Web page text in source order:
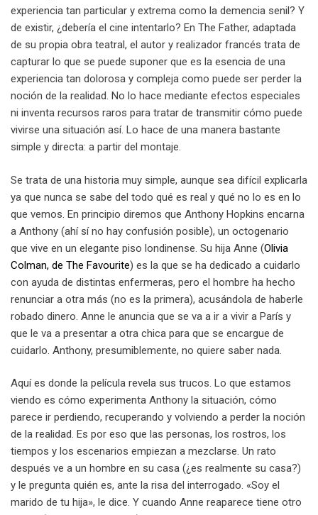
experiencia tan particular y extrema como la demencia senil? Y
de existir, ¿debería el cine intentarlo? En The Father, adaptada
de su propia obra teatral, el autor y realizador francés trata de
capturar lo que se puede suponer que es la esencia de una
experiencia tan dolorosa y compleja como puede ser perder la
noción de la realidad. No lo hace mediante efectos especiales
ni inventa recursos raros para tratar de transmitir cómo puede
vivirse una situación así. Lo hace de una manera bastante
simple y directa: a partir del montaje.
Se trata de una historia muy simple, aunque sea difícil explicarla
ya que nunca se sabe del todo qué es real y qué no lo es en lo
que vemos. En principio diremos que Anthony Hopkins encarna
a Anthony (ahí sí no hay confusión posible), un octogenario
que vive en un elegante piso londinense. Su hija Anne (Olivia
Colman, de The Favourite) es la que se ha dedicado a cuidarlo
con ayuda de distintas enfermeras, pero el hombre ha hecho
renunciar a otra más (no es la primera), acusándola de haberle
robado dinero. Anne le anuncia que se va a ir a vivir a París y
que le va a presentar a otra chica para que se encargue de
cuidarlo. Anthony, presumiblemente, no quiere saber nada.
Aquí es donde la película revela sus trucos. Lo que estamos
viendo es cómo experimenta Anthony la situación, cómo
parece ir perdiendo, recuperando y volviendo a perder la noción
de la realidad. Es por eso que las personas, los rostros, los
tiempos y los escenarios empiezan a mezclarse. Un rato
después ve a un hombre en su casa (¿es realmente su casa?)
y le pregunta quién es, ante la risa del interrogado. «Soy el
marido de tu hija», le dice. Y cuando Anne reaparece tiene otro